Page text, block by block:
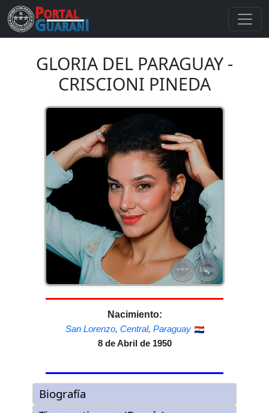
GLORIA DEL PARAGUAY -
CRISCIONI PINEDA
Nacimiento:
San Lorenzo, Central, Paraguay
8 de Abril de 1950